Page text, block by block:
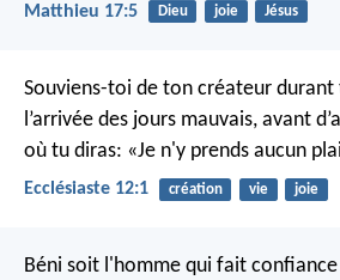
Matthieu 17:5 Dieu joie Jésus
Souviens-toi de ton créateur durant
l’arrivée des jours mauvais, avant
où tu diras: «Je n'y prends aucun
Ecclésiaste 12:1 création vie joie
Béni soit l'homme qui fait